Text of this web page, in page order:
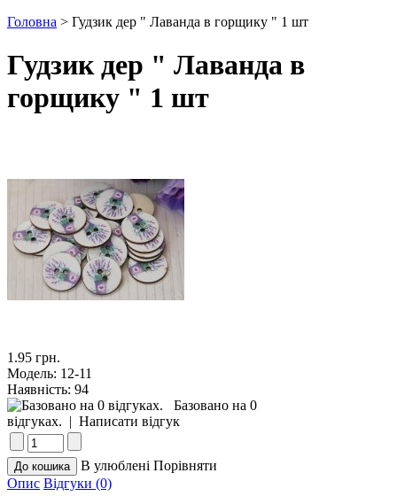
Головна > Гудзик дер " Лаванда в горщику " 1 шт
Гудзик дер " Лаванда в
горщику " 1 шт
1.95 грн.
Модель: 12-11
Наявність: 94
Базовано на 0
відгуках. | Написати відгук
В улюблені Порівняти
Опис Відгуки (0)